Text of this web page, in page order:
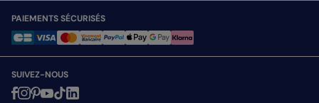
PAIEMENTS SÉCURISÉS
SUIVEZ-NOUS